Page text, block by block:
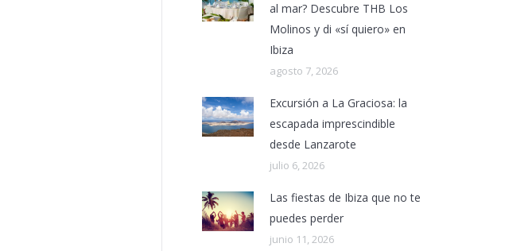
al mar? Descubre THB Los
Molinos y di «sí quiero» en
Ibiza
agosto 7, 2026
Excursión a La Graciosa: la
escapada imprescindible
desde Lanzarote
julio 6, 2026
Las fiestas de Ibiza que no te
puedes perder
junio 11, 2026